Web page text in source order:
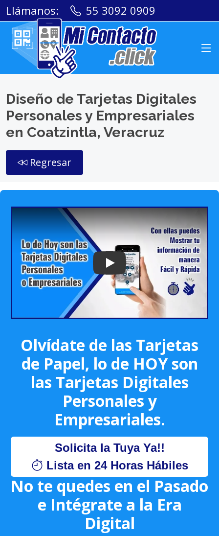
Llámanos: 55 3092 0909
Diseño de Tarjetas Digitales
Personales y Empresariales
en Coatzintla, Veracruz
Regresar
Play: Keynote (Google I/O '18)
Olvídate de las Tarjetas
de Papel, lo de HOY son
las Tarjetas Digitales
Personales y
Empresariales.
Solicita la Tuya Ya!!
Lista en 24 Horas Hábiles
No te quedes en el Pasado
e Intégrate a la Era
Digital